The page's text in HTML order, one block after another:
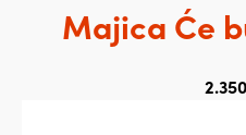
Majica Će
2.350